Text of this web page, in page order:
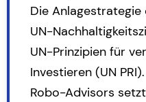
Die
UN-
UN-Prinzipien für
Investieren (UN
Robo-Advisors